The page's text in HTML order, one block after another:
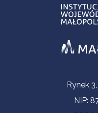
Contact Information
Rynek
NIP: